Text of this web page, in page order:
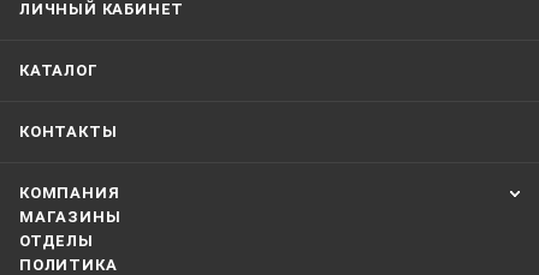
ЛИЧНЫЙ КАБИНЕТ
КАТАЛОГ
КОНТАКТЫ
КОМПАНИЯ
МАГАЗИНЫ
ОТДЕЛЫ
ПОЛИТИКА